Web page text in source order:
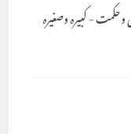
وحکمت-کبیرہ وصغیرہ